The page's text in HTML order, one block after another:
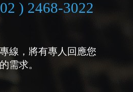
) 2468-3022
線，將有專人回應您
的需求。